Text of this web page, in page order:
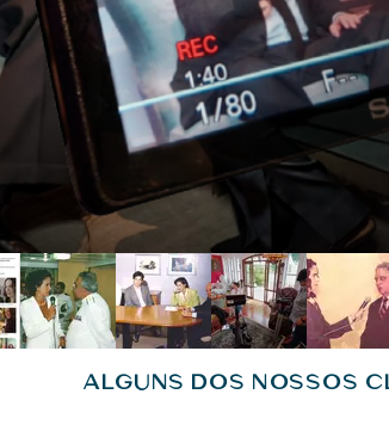
ALGUNS DOS NOSSOS